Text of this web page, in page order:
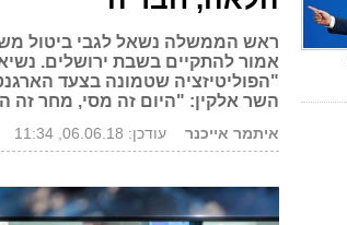
ראש הממשלה נשאל לגבי ביטול
אמור להתקיים בשבת ירושלים.
"הפוליטיזציה שטמונה בצעד
השר אלקין: "היום זה מסי, מחר זה
איתמר אייכנר עודכן: 06.06.18, 11:34